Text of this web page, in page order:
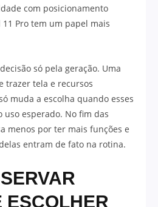
com posicionamento
Pro tem um papel mais
só pela geração. Uma
trazer tela e recursos
muda a escolha quando esses
uso esperado. No fim das
menos por ter mais funções e
entram de fato na rotina.
ESCOLHER